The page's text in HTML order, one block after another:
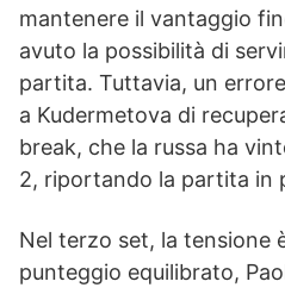
mantenere il vantaggio
avuto la possibilità di
partita. Tuttavia, un
a Kudermetova di
break, che la russa ha
2, riportando la partita in
Nel terzo set, la tensione
punteggio equilibrato,